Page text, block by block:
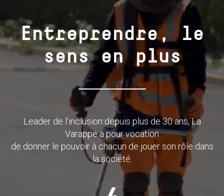
Entreprendre, le
sens en plus
Leader de l’inclusion depuis plus de 30 ans, La
Varappe a pour vocation
de donner le pouvoir à chacun de jouer son rôle dans
la société.